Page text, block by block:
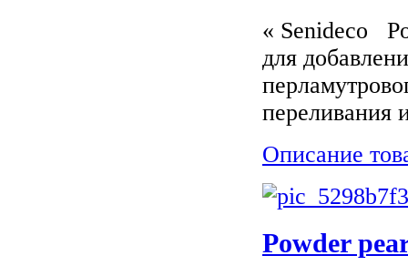
« Senideco
для
переливания
Описание
Powder